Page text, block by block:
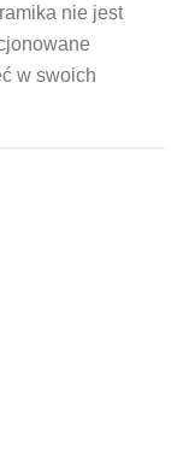
nie jest
w swoich